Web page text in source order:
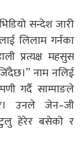
सन्देश जारी
लिलाम गर्नका
प्रत्यक्ष महसुस
नाम नलिई
गर्दै साम्पाङले
उनले जेन–जी
हेरेर बसेको र